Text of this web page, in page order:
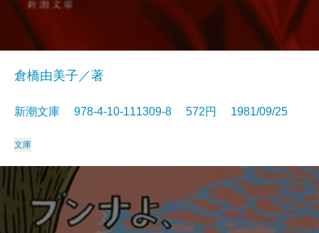
倉橋由美子／著
新潮文庫 978-4-10-111309-8 572円 1981/09/25
文庫